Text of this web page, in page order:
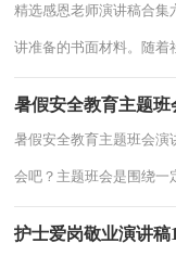
精选感恩老师演讲稿合
讲准备的书面材料。随着
暑假安全教育主题班
暑假安全教育主题班会演
会吧？主题班会是围绕一
护士爱岗敬业演讲稿